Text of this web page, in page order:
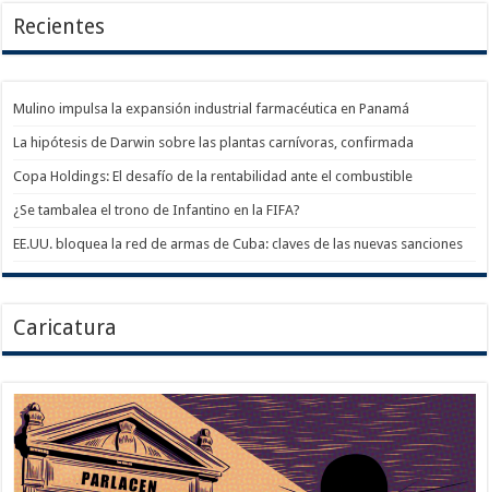
Recientes
Mulino impulsa la expansión industrial farmacéutica en Panamá
La hipótesis de Darwin sobre las plantas carnívoras, confirmada
Copa Holdings: El desafío de la rentabilidad ante el combustible
¿Se tambalea el trono de Infantino en la FIFA?
EE.UU. bloquea la red de armas de Cuba: claves de las nuevas sanciones
Caricatura